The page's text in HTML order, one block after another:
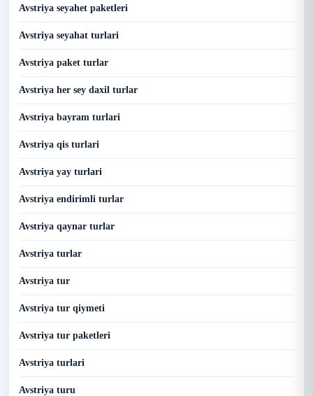
Avstriya seyahet paketleri
Avstriya seyahat turlari
Avstriya paket turlar
Avstriya her sey daxil turlar
Avstriya bayram turlari
Avstriya qis turlari
Avstriya yay turlari
Avstriya endirimli turlar
Avstriya qaynar turlar
Avstriya turlar
Avstriya tur
Avstriya tur qiymeti
Avstriya tur paketleri
Avstriya turlari
Avstriya turu